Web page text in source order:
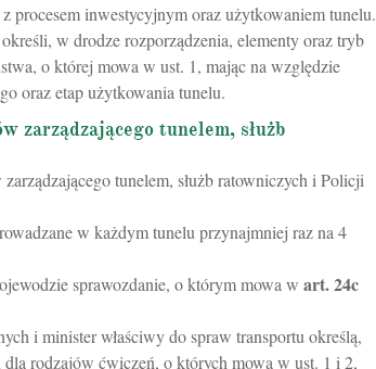
procesem inwestycyjnym oraz użytkowaniem tunelu.
w drodze rozporządzenia, elementy oraz tryb
o której mowa w ust. 1, mając na względzie
oraz etap użytkowania tunelu.
zarządzającego tunelem, służb
tunelem, służb ratowniczych i Policji
w każdym tunelu przynajmniej raz na 4
sprawozdanie, o którym mowa w art.24c
i minister właściwy do spraw transportu określą,
rodzajów ćwiczeń, o których mowa w ust. 1 i 2,